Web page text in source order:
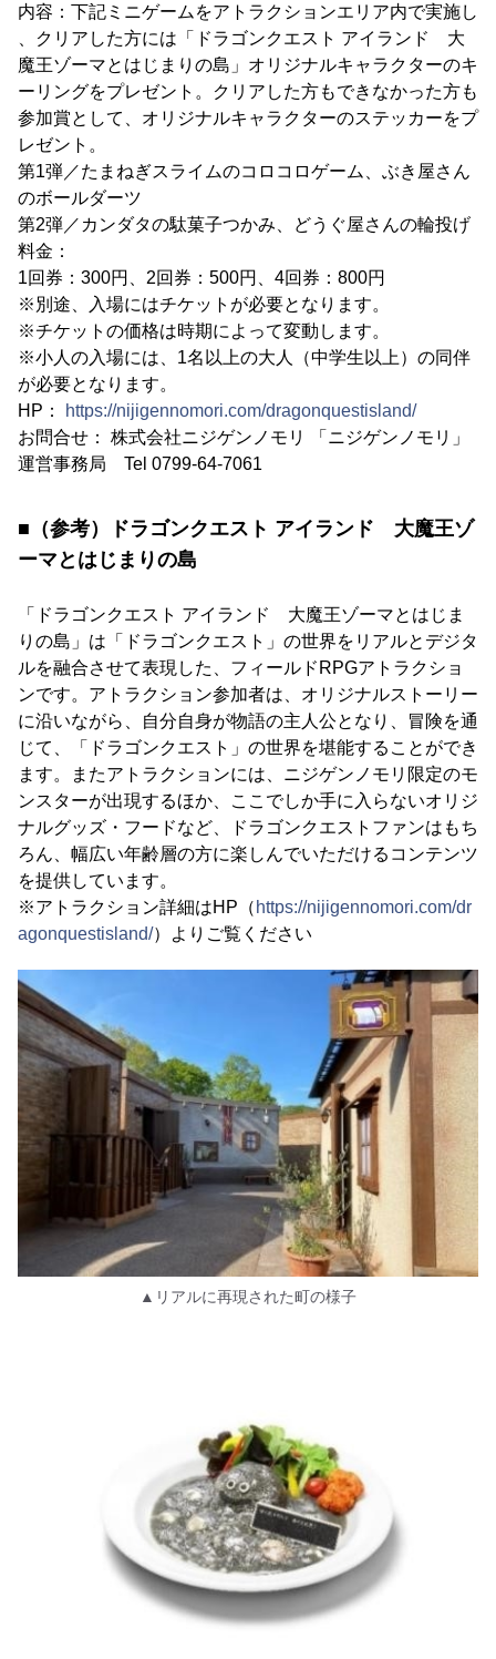
内容：下記ミニゲームをアトラクションエリア内で実施し
、クリアした方には「ドラゴンクエスト アイランド 大
魔王ゾーマとはじまりの島」オリジナルキャラクターのキ
ーリングをプレゼント。クリアした方もできなかった方も
参加賞として、オリジナルキャラクターのステッカーをプ
レゼント。
第1弾／たまねぎスライムのコロコロゲーム、ぶき屋さん
のボールダーツ
第2弾／カンダタの駄菓子つかみ、どうぐ屋さんの輪投げ
料金：
1回券：300円、2回券：500円、4回券：800円
※別途、入場にはチケットが必要となります。
※チケットの価格は時期によって変動します。
※小人の入場には、1名以上の大人（中学生以上）の同伴
が必要となります。
HP：
https://nijigennomori.com/dragonquestisland/
お問合せ： 株式会社ニジゲンノモリ 「ニジゲンノモリ」
運営事務局 Tel 0799-64-7061
■（参考）ドラゴンクエスト アイランド 大魔王ゾ
ーマとはじまりの島
「ドラゴンクエスト アイランド 大魔王ゾーマとはじま
りの島」は「ドラゴンクエスト」の世界をリアルとデジタ
ルを融合させて表現した、フィールドRPGアトラクショ
ンです。アトラクション参加者は、オリジナルストーリー
に沿いながら、自分自身が物語の主人公となり、冒険を通
じて、「ドラゴンクエスト」の世界を堪能することができ
ます。またアトラクションには、ニジゲンノモリ限定のモ
ンスターが出現するほか、ここでしか手に入らないオリジ
ナルグッズ・フードなど、ドラゴンクエストファンはもち
ろん、幅広い年齢層の方に楽しんでいただけるコンテンツ
を提供しています。
※アトラクション詳細はHP（ https://nijigennomori.com/dr
agonquestisland/）よりご覧ください
▲リアルに再現された町の様子